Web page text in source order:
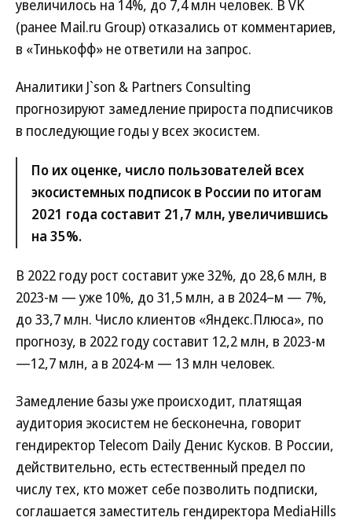
увеличилось на 14%, до 7,4 млн человек. В VK
(ранее Mail.ru Group) отказались от комментариев,
в «Тинькофф» не ответили на запрос.
Аналитики J`son & Partners Consulting
прогнозируют замедление прироста подписчиков
в последующие годы у всех экосистем.
По их оценке, число пользователей всех
экосистемных подписок в России по итогам
2021 года составит 21,7 млн, увеличившись
на 35%.
В 2022 году рост составит уже 32%, до 28,6 млн, в
2023-м — уже 10%, до 31,5 млн, а в 2024–м — 7%,
до 33,7 млн. Число клиентов «Яндекс.Плюса», по
прогнозу, в 2022 году составит 12,2 млн, в 2023-м
—12,7 млн, а в 2024-м — 13 млн человек.
Замедление базы уже происходит, платящая
аудитория экосистем не бесконечна, говорит
гендиректор Telecom Daily Денис Кусков. В России,
действительно, есть естественный предел по
числу тех, кто может себе позволить подписки,
соглашается заместитель гендиректора MediaHills